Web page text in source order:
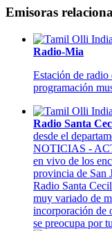
Emisoras
Radio-Mia
Estación de radio
programación
Radio Santa
desde el
NOTICIAS -
en vivo de los
provincia de
Radio Santa
muy variado de
incorporación de
se preocupa por